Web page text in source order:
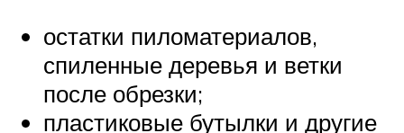
остатки пиломатериалов,
спиленные деревья и ветки
после обрезки;
пластиковые бутылки и другие